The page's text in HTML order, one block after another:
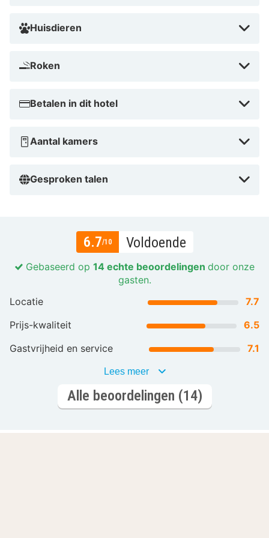
Huisdieren
Roken
Betalen in dit hotel
Aantal kamers
Gesproken talen
6.7/10 Voldoende
Gebaseerd op 14 echte beoordelingen door onze
gasten.
Locatie
7.7
Prijs-kwaliteit
6.5
Gastvrijheid en service
7.1
Lees meer
Alle beoordelingen (14)